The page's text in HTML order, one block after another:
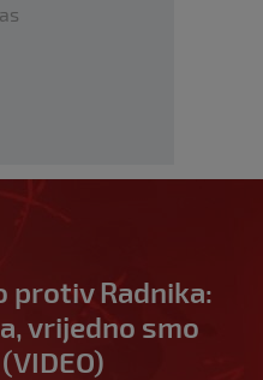
protiv Radnika:
vrijedno smo